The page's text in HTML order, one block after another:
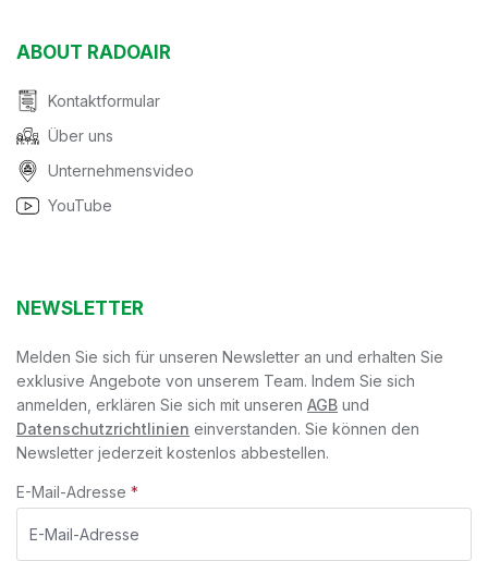
ABOUT RADOAIR
Kontaktformular
Über uns
Unternehmensvideo
YouTube
NEWSLETTER
Melden Sie sich für unseren Newsletter an und erhalten Sie
exklusive Angebote von unserem Team. Indem Sie sich
anmelden, erklären Sie sich mit unseren AGB und
Datenschutzrichtlinien einverstanden. Sie können den
Newsletter jederzeit kostenlos abbestellen.
E-Mail-Adresse *